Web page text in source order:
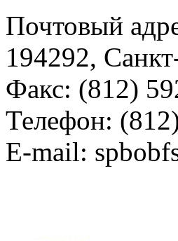
Почтовый
194292,
Факс: (812)
Телефон:
E-mail: